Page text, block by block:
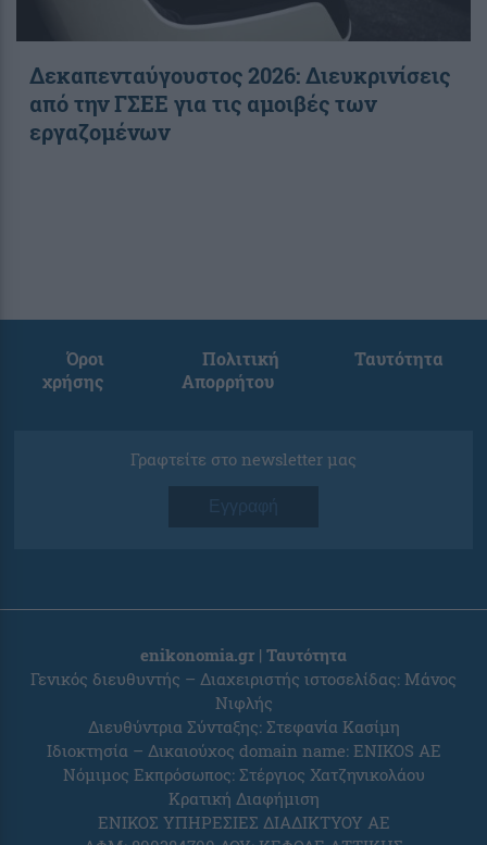
Δεκαπενταύγουστος 2026: Διευκρινίσεις
από την ΓΣΕΕ για τις αμοιβές των
εργαζομένων
Όροι
χρήσης
Πολιτική
Απορρήτου
Ταυτότητα
Γραφτείτε στο newsletter μας
Εγγραφή
enikonomia.gr | Ταυτότητα
Γενικός διευθυντής – Διαχειριστής ιστοσελίδας: Μάνος
Νιφλής
Διευθύντρια Σύνταξης: Στεφανία Κασίμη
Ιδιοκτησία – Δικαιούχος domain name: ENIKOS AE
Νόμιμος Εκπρόσωπος: Στέργιος Χατζηνικολάου
Κρατική Διαφήμιση
ΕΝΙΚΟΣ ΥΠΗΡΕΣΙΕΣ ΔΙΑΔΙΚΤΥΟΥ ΑΕ